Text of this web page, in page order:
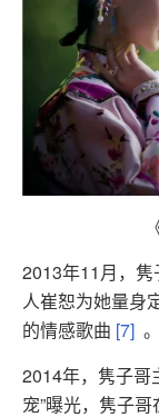
2013年11月，
人崔恕为她量身
的情感歌曲 [7] 。
2014年，隽子哥
宠”曝光，隽子